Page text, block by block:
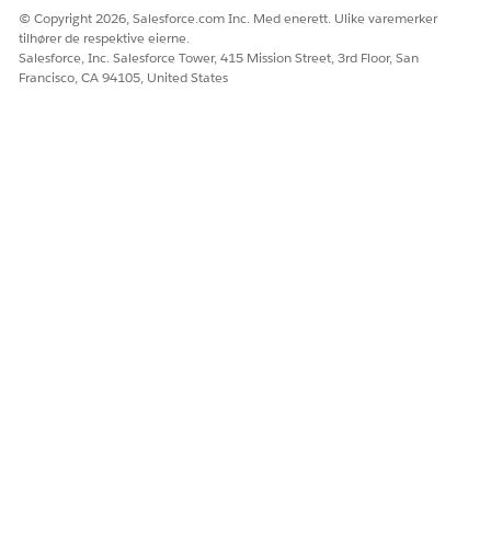
© Copyright 2026, Salesforce.com Inc. Med enerett. Ulike varemerker
tilhører de respektive eierne.
Salesforce, Inc. Salesforce Tower, 415 Mission Street, 3rd Floor, San
Francisco, CA 94105, United States